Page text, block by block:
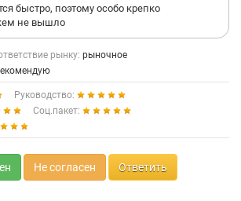
быстро, поэтому особо крепко
не вышло
рынку: рыночное
Руководство:
Соц.пакет:
Не согласен Ответить